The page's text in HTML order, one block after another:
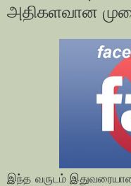
அதிகளவான
இந்த வருடம்